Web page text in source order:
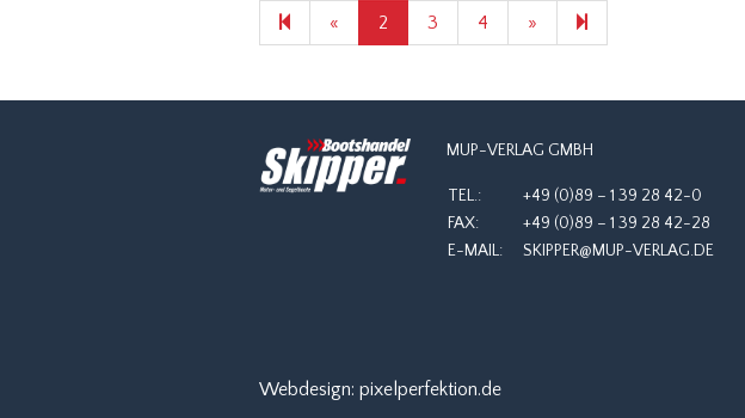
« Previous
page
2 3 4 »
page
108
MUP-VERLAG GMBH
TEL.:
+49 (0)89 – 1 39 28 42-0
FAX:
+49 (0)89 – 1 39 28 42-28
E-MAIL:
SKIPPER@MUP-VERLAG.DE
Webdesign: pixelperfektion.de